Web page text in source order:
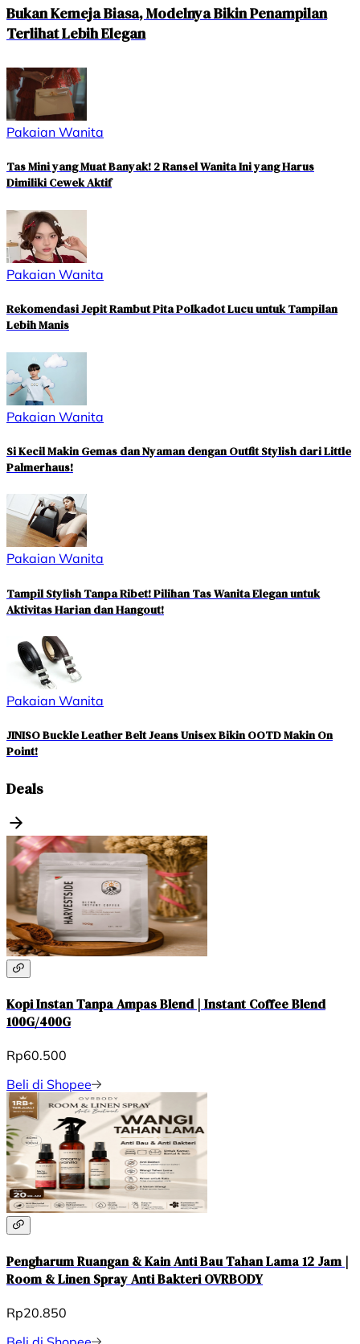
Bukan Kemeja Biasa, Modelnya Bikin Penampilan
Terlihat Lebih Elegan
Pakaian Wanita
Tas Mini yang Muat Banyak! 2 Ransel Wanita Ini yang Harus
Dimiliki Cewek Aktif
Pakaian Wanita
Rekomendasi Jepit Rambut Pita Polkadot Lucu untuk Tampilan
Lebih Manis
Pakaian Wanita
Si Kecil Makin Gemas dan Nyaman dengan Outfit Stylish dari Little
Palmerhaus!
Pakaian Wanita
Tampil Stylish Tanpa Ribet! Pilihan Tas Wanita Elegan untuk
Aktivitas Harian dan Hangout!
Pakaian Wanita
JINISO Buckle Leather Belt Jeans Unisex Bikin OOTD Makin On
Point!
Deals
Kopi Instan Tanpa Ampas Blend | Instant Coffee Blend
100G/400G
Rp60.500
Beli di Shopee
Pengharum Ruangan & Kain Anti Bau Tahan Lama 12 Jam |
Room & Linen Spray Anti Bakteri OVRBODY
Rp20.850